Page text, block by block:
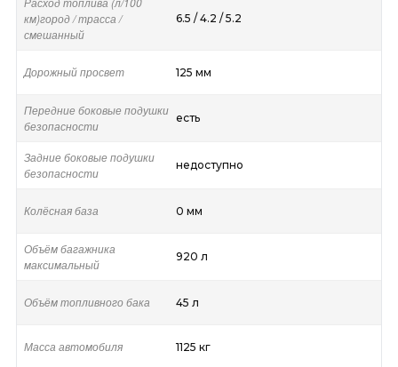
км)город / трасса /
смешанный
6.5 / 4.2 / 5.2
Дорожный просвет 125 мм
Передние боковые подушки
безопасности
есть
Задние боковые подушки
безопасности
недоступно
Колёсная база 0 мм
Объём багажника
максимальный
920 л
Объём топливного бака 45 л
Масса автомобиля 1125 кг